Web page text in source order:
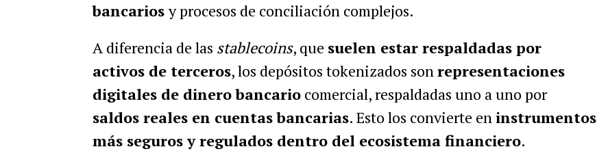
bancariosy procesos de conciliación complejos.
A diferencia de las stablecoins, que suelen estar respaldadas por
activos de terceros, los depósitos tokenizados sonrepresentaciones
digitales de dinero bancariocomercial, respaldadas uno a uno por
saldos reales en cuentas bancarias. Esto los convierte en instrumentos
más seguros y regulados dentro del ecosistema financiero.